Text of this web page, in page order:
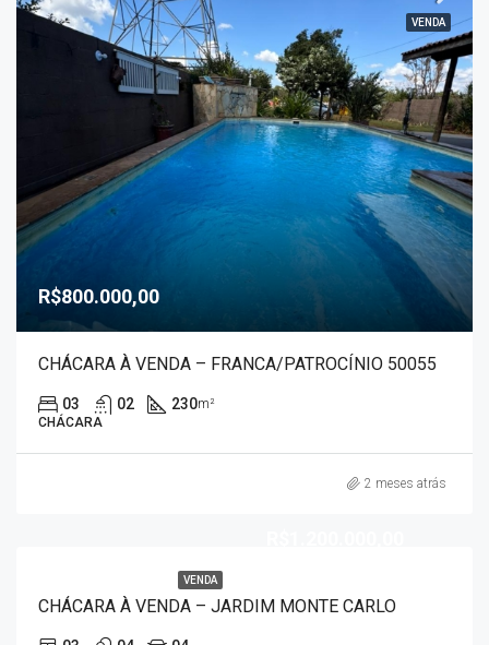
VENDA
R$800.000,00
CHÁCARA À VENDA – FRANCA/PATROCÍNIO 50055
03 02 230m²
CHÁCARA
2 meses atrás
VENDA
CHÁCARA À VENDA – JARDIM MONTE CARLO